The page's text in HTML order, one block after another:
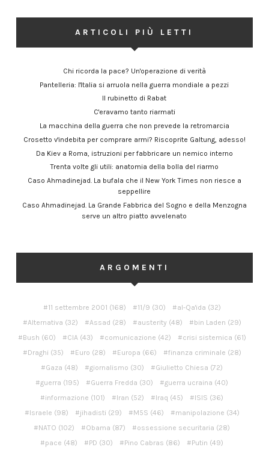
ARTICOLI PIÙ LETTI
Chi ricorda la pace? Un'operazione di verità
Pantelleria: l'Italia si arruola nella guerra mondiale a pezzi
Il rubinetto di Rabat
C'eravamo tanto riarmati
La macchina della guerra che non prevede la retromarcia
Crosetto v'indebita per comprare armi? Riscoprite Galtung, adesso!
Da Kiev a Roma, istruzioni per fabbricare un nemico interno
Trenta volte gli utili: anatomia della bolla del riarmo
Caso Ahmadinejad. La bufala che il New York Times non riesce a
seppellire
Caso Ahmadinejad. La Grande Fabbrica del Sogno e della Menzogna
serve un altro piatto avvelenato
ARGOMENTI
11 settembre 2001 (168) 11/9 (30) al-Qa'ida (32)
Alternativa (32) Assad (28) austerity (48) bin Laden (29)
Bush (60) CIA(43) comunicazione (42) crisi sistemica (61)
Draghi (35) Euro (28) Europa (66) finanza criminale (28)
Gaza (48) giornalismo (30) Giulietto Chiesa (72)
guerra (195) Guerra Fredda (30) guerra ucraina (40)
informazione (101) Iran (52) Iraq (45) ISIS (36)
Israele (98) jihadisti (29) M5S (46) manipolazione (34)
NATO (102) Obama (87) ossessione securitaria (28)
pace (48) PD (30) Pino Cabras (86) Putin (49)